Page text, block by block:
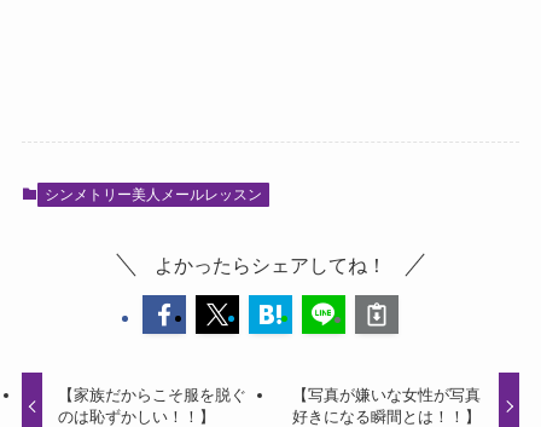
シンメトリー美人メールレッスン
よかったらシェアしてね！
【家族だからこそ服を脱ぐ
のは恥ずかしい！！】
【写真が嫌いな女性が写真
好きになる瞬間とは！！】